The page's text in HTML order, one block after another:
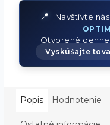
📍 Navštívte nás:
Otvorené denne
Vyskúšajte
Popis Hodnotenie